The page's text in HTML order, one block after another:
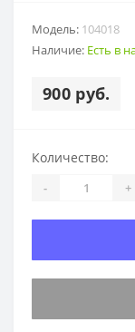
Модель: 104018
Наличие: Есть в
900 руб.
Количество:
- +